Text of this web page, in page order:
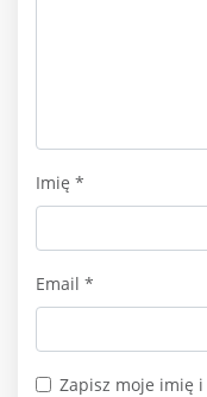
Imię *
Email *
Zapisz moje imię